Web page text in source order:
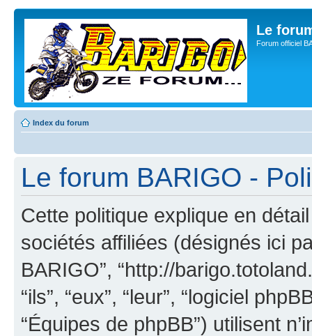
Le
Forum officiel
Index du forum
Le forum BARIGO -
Cette politique explique en
sociétés affiliées (désignés ici
BARIGO”, “http://
“ils”, “eux”, “leur”, “logiciel
“Équipes de phpBB”) utilisent